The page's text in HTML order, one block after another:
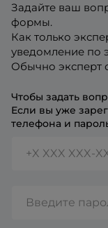
Задайте ваш
формы.
Как только
уведомление по
Обычно эксперт
Чтобы задать
Если вы уже
телефона и